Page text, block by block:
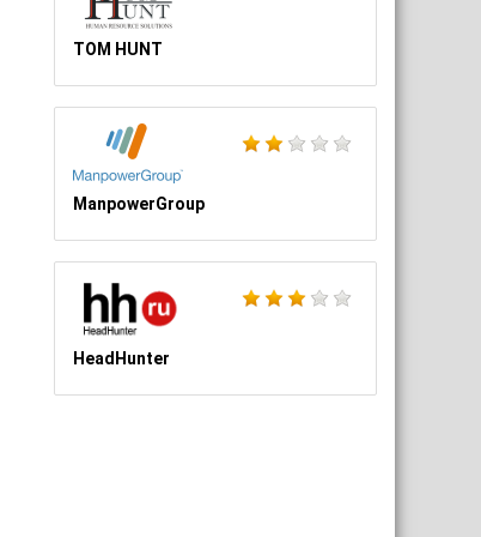
TOM HUNT
ManpowerGroup
HeadHunter